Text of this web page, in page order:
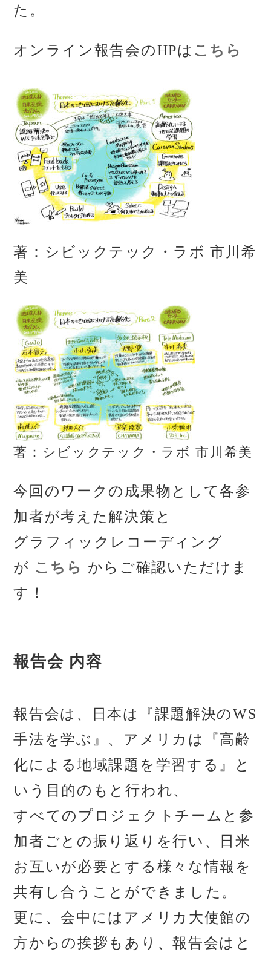
た。
オンライン報告会のHPは こちら
著：シビックテック・ラボ 市川希
美
著：シビックテック・ラボ 市川希美
今回のワークの成果物として各参
加者が考えた解決策と
グラフィックレコーディング
が こちら からご確認いただけま
す！
報告会 内容
報告会は、
日本は『課題解決のWS
手法を学ぶ』、アメリカは『高齢
化による地域課題を学習する』と
いう目的のもと行われ、
すべてのプロジェクトチームと参
加者ごとの振り返りを行い、日米
お互いが必要とする様々な情報を
共有し合うことができました。
更に、会中にはアメリカ大使館の
方からの挨拶もあり、報告会はと